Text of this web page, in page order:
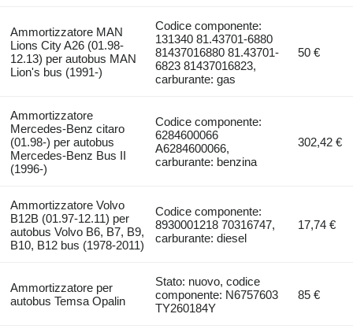
Ammortizzatore MAN
Lions City A26 (01.98-
12.13) per autobus MAN
Lion's bus (1991-)
Codice componente:
131340 81.43701-6880
81437016880 81.43701-
6823 81437016823,
carburante: gas
50 €
Ammortizzatore
Mercedes-Benz citaro
(01.98-) per autobus
Mercedes-Benz Bus II
(1996-)
Codice componente:
6284600066
A6284600066,
carburante: benzina
302,42 €
Ammortizzatore Volvo
B12B (01.97-12.11) per
autobus Volvo B6, B7, B9,
B10, B12 bus (1978-2011)
Codice componente:
8930001218 70316747,
carburante: diesel
17,74 €
Ammortizzatore per
autobus Temsa Opalin
Stato: nuovo, codice
componente: N6757603
TY260184Y
85 €